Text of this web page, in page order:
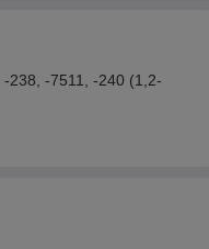
238, -7511, -240 (1,2-